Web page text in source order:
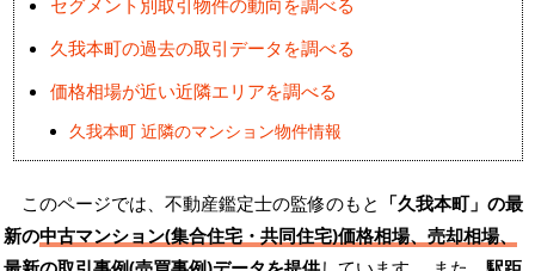
セグメント別取引物件の動向を調べる
久我本町の過去の取引データを調べる
価格相場が近い近隣エリアを調べる
久我本町 近隣のマンション物件情報
このページでは、不動産鑑定士の監修のもと 「久我本町」の最
新の中古マンション(集合住宅・共同住宅)価格相場、売却相場、